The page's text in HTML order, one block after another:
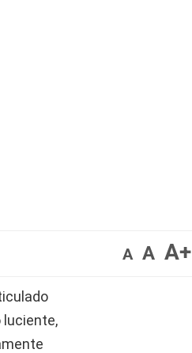
A A A+
luciente,